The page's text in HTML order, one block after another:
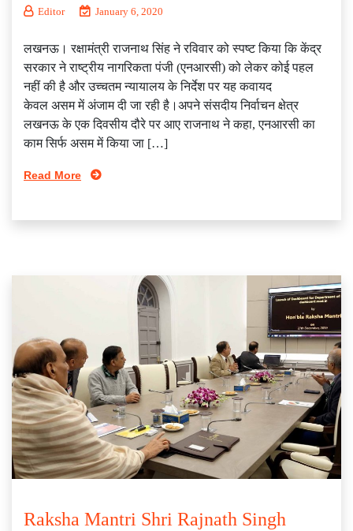
Editor January 6, 2020
लखनऊ। रक्षामंत्री राजनाथ सिंह ने रविवार को स्पष्ट किया कि केंद्र
सरकार ने राष्ट्रीय नागरिकता पंजी (एनआरसी) को लेकर कोई पहल
नहीं की है और उच्चतम न्यायालय के निर्देश पर यह कवायद
केवल असम में अंजाम दी जा रही है।अपने संसदीय निर्वाचन क्षेत्र
लखनऊ के एक दिवसीय दौरे पर आए राजनाथ ने कहा, एनआरसी का
काम सिर्फ असम में किया जा […]
Read More
Raksha Mantri Shri Rajnath Singh